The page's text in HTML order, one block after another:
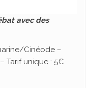
avec des
Cinéode –
Tarif unique : 5€